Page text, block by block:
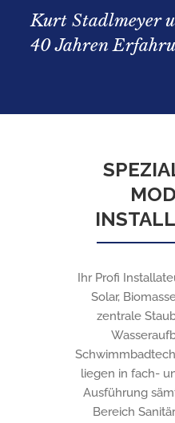
Kurt Stadlmeyer
40 Jahren
Ihr Profi
Solar,
zentrale
liegen in fach-
Ausführung
Bereich